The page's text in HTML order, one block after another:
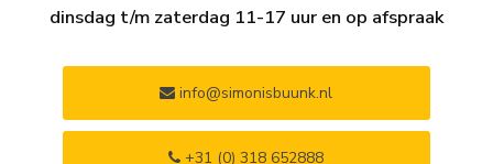
dinsdag t/m zaterdag 11-17 uur en op afspraak
info@simonisbuunk.nl
+31 (0) 318 652888